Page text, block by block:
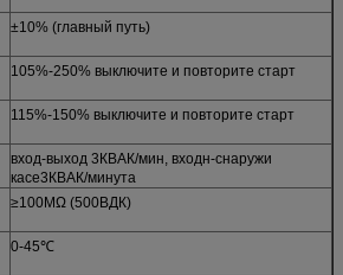
±10% (главный путь)
105%-250% выключите и повторите старт
115%-150% выключите и повторите старт
вход-выход 3КВАК/мин, входн-снаружи
касе3КВАК/минута
≥100МΩ (500ВДК)
0-45℃